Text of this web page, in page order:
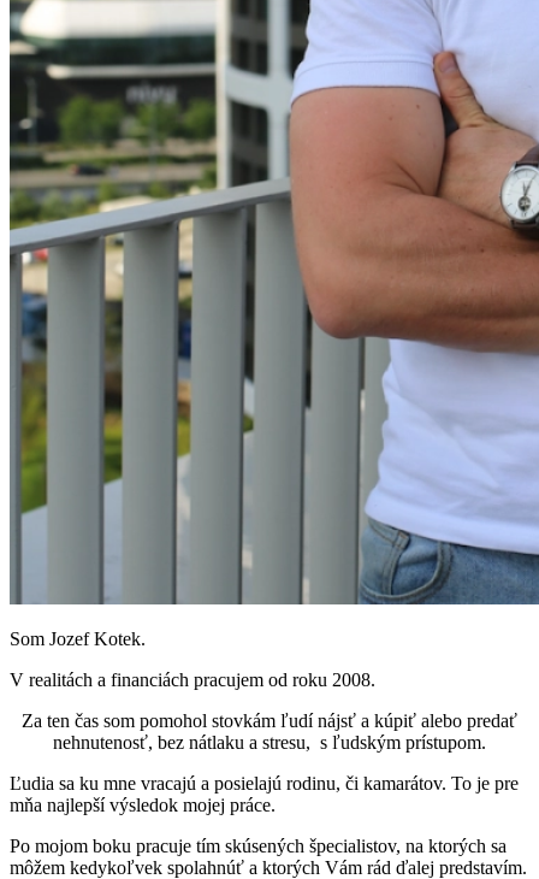
Som Jozef Kotek.
V realitách a financiách pracujem od roku 2008.
Za ten čas som pomohol stovkám ľudí nájsť a kúpiť alebo predať
nehnutenosť, bez nátlaku a stresu, s ľudským prístupom.
Ľudia sa ku mne vracajú a posielajú rodinu, či kamarátov. To je pre
mňa najlepší výsledok mojej práce.
Po mojom boku pracuje tím skúsených špecialistov, na ktorých sa
môžem kedykoľvek spolahnúť a ktorých Vám rád ďalej predstavím.